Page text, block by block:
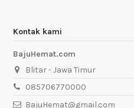
Kontak kami
BajuHemat.com
Blitar - Jawa Timur
085706770000
BajuHemat@gmail.com